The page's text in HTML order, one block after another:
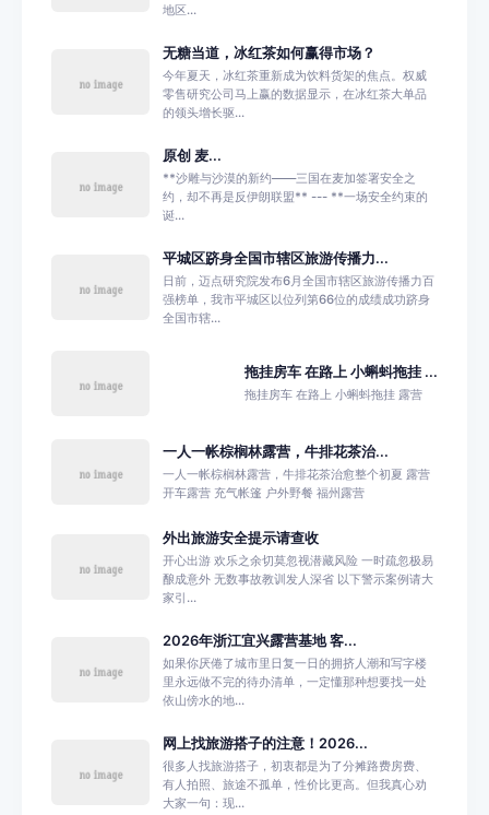
地区...
无糖当道，冰红茶如何赢得市场？
今年夏天，冰红茶重新成为饮料货架的焦点。权威
零售研究公司马上赢的数据显示，在冰红茶大单品
的领头增长驱...
原创 麦...
**沙雕与沙漠的新约——三国在麦加签署安全之
约，却不再是反伊朗联盟** --- **一场安全约束的
诞...
平城区跻身全国市辖区旅游传播力...
日前，迈点研究院发布6月全国市辖区旅游传播力百
强榜单，我市平城区以位列第66位的成绩成功跻身
全国市辖...
拖挂房车 在路上 小蝌蚪拖挂 ...
拖挂房车 在路上 小蝌蚪拖挂 露营
一人一帐棕榈林露营，牛排花茶治...
一人一帐棕榈林露营，牛排花茶治愈整个初夏 露营
开车露营 充气帐篷 户外野餐 福州露营
外出旅游安全提示请查收
开心出游 欢乐之余切莫忽视潜藏风险 一时疏忽极易
酿成意外 无数事故教训发人深省 以下警示案例请大
家引...
2026年浙江宜兴露营基地 客...
如果你厌倦了城市里日复一日的拥挤人潮和写字楼
里永远做不完的待办清单，一定懂那种想要找一处
依山傍水的地...
网上找旅游搭子的注意！2026...
很多人找旅游搭子，初衷都是为了分摊路费房费、
有人拍照、旅途不孤单，性价比更高。但我真心劝
大家一句：现...